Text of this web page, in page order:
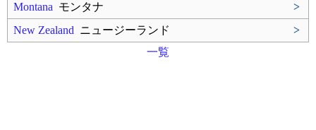
Montana モンタナ
>
New Zealand ニュージーランド
>
一覧